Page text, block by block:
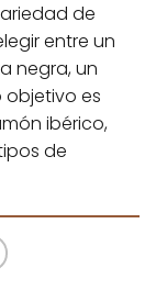
de
entre un
negra, un
objetivo es
ibérico,
de